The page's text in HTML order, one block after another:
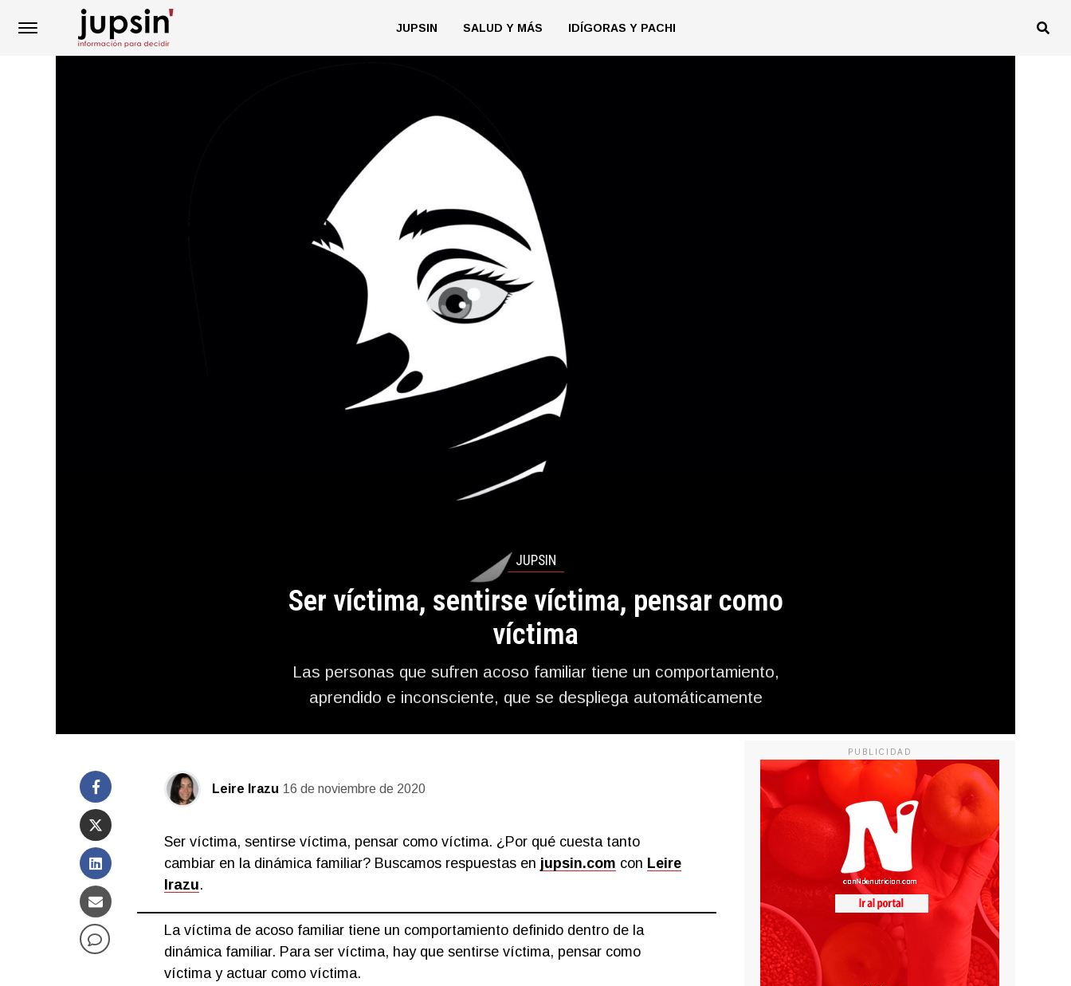
JUPSIN SALUD Y MÁS IDÍGORAS Y PACHI
JUPSIN
Ser víctima, sentirse víctima, pensar como
víctima
Las personas que sufren acoso familiar tiene un comportamiento,
aprendido e inconsciente, que se despliega automáticamente
Leire Irazu 16 de noviembre de 2020
Ser víctima, sentirse víctima, pensar como víctima. ¿Por qué cuesta tanto
cambiar en la dinámica familiar? Buscamos respuestas en jupsin.com con Leire
Irazu.
La víctima de acoso familiar tiene un comportamiento definido dentro de la
dinámica familiar. Para ser víctima, hay que sentirse víctima, pensar como
víctima y actuar como víctima.
PUBLICIDAD